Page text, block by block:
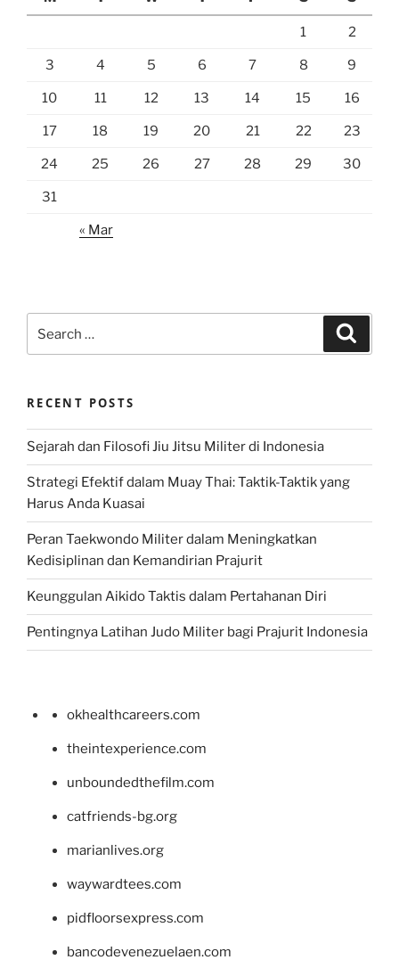
1 2
3 4 5 6 7 8 9
10 11 12 13 14 15 16
17 18 19 20 21 22 23
24 25 26 27 28 29 30
31
« Mar
for:
RECENT POSTS
Sejarah dan Filosofi Jiu Jitsu Militer di Indonesia
Strategi Efektif dalam Muay Thai: Taktik-Taktik yang
Harus Anda Kuasai
Peran Taekwondo Militer dalam Meningkatkan
Kedisiplinan dan Kemandirian Prajurit
Keunggulan Aikido Taktis dalam Pertahanan Diri
Pentingnya Latihan Judo Militer bagi Prajurit Indonesia
okhealthcareers.com
theintexperience.com
unboundedthefilm.com
catfriends-bg.org
marianlives.org
waywardtees.com
pidfloorsexpress.com
bancodevenezuelaen.com